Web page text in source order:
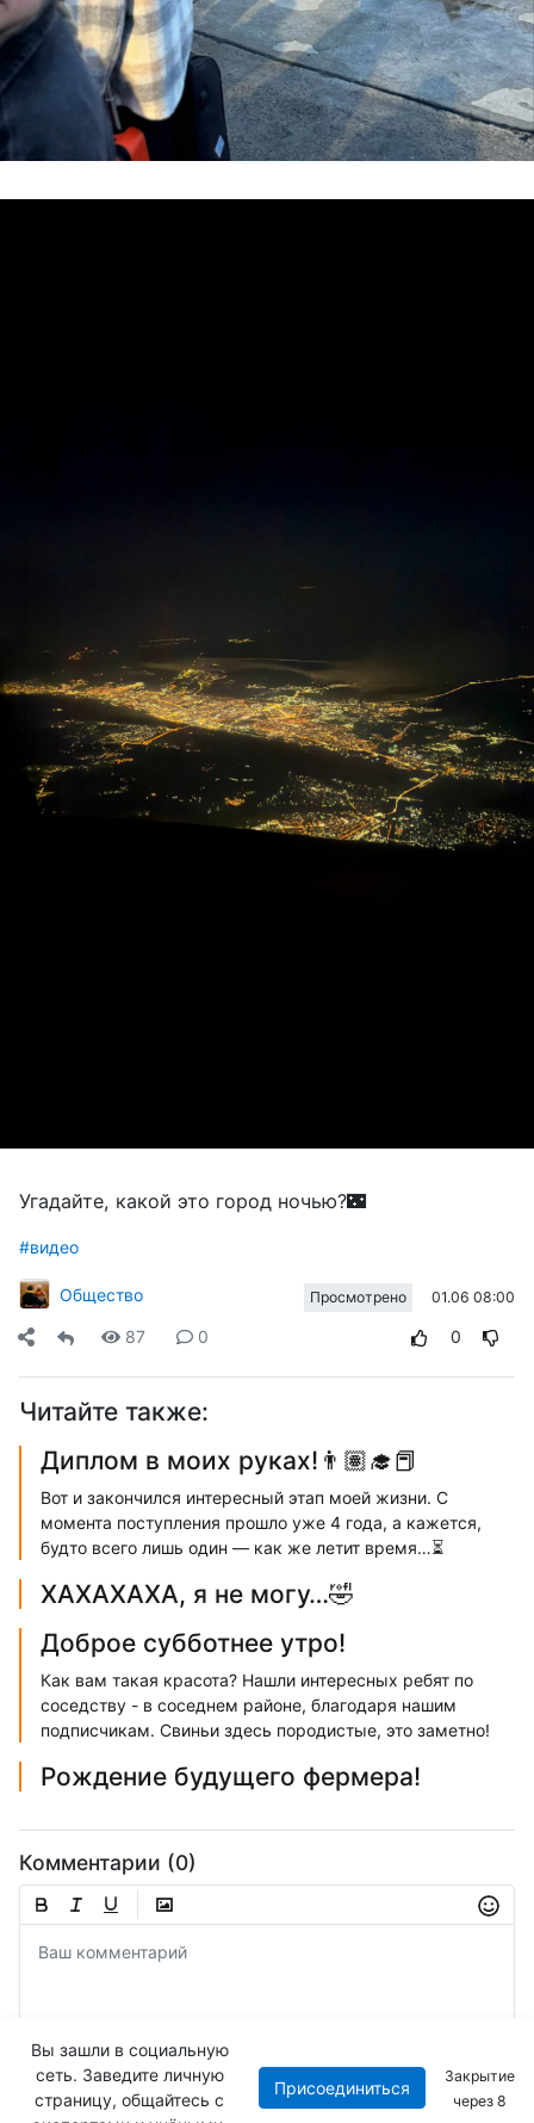
Угадайте, какой это город ночью?🌃
#видео
Общество Просмотрено 01.06 08:00
87 0 0
Читайте также:
Диплом в моих руках!👨🏽‍🎓📕
Вот и закончился интересный этап моей жизни. С
момента поступления прошло уже 4 года, а кажется,
будто всего лишь один — как же летит время…⏳
ХАХАХАХА, я не могу…🤣
Доброе субботнее утро!
Как вам такая красота? Нашли интересных ребят по
соседству - в соседнем районе, благодаря нашим
подписчикам. Свиньи здесь породистые, это заметно!
Рождение будущего фермера!
Комментарии (0)
Отправить
Вы зашли в социальную
сеть. Заведите личную
страницу, общайтесь с
Присоединиться
Закрытие
через7